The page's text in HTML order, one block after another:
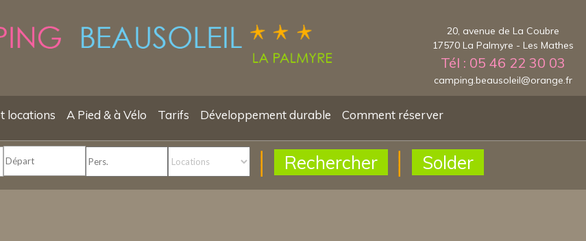
Rechercher Solder
20, avenue de La Coubre
17570 La Palmyre - Les Mathes
Tél : 05 46 22 30 03
camping.beausoleil@orange.fr
locations A Pied & à Vélo Tarifs Développement durable Comment réserver